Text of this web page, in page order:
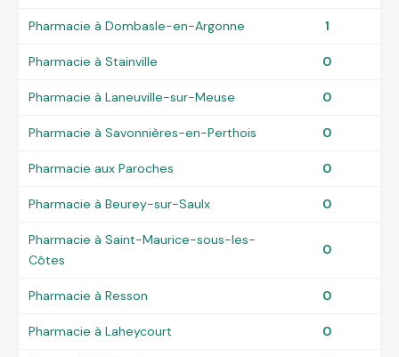
Pharmacie à Dombasle-en-Argonne 1
Pharmacie à Stainville 0
Pharmacie à Laneuville-sur-Meuse 0
Pharmacie à Savonnières-en-Perthois 0
Pharmacie aux Paroches 0
Pharmacie à Beurey-sur-Saulx 0
Pharmacie à Saint-Maurice-sous-les-
Côtes
0
Pharmacie à Resson 0
Pharmacie à Laheycourt 0